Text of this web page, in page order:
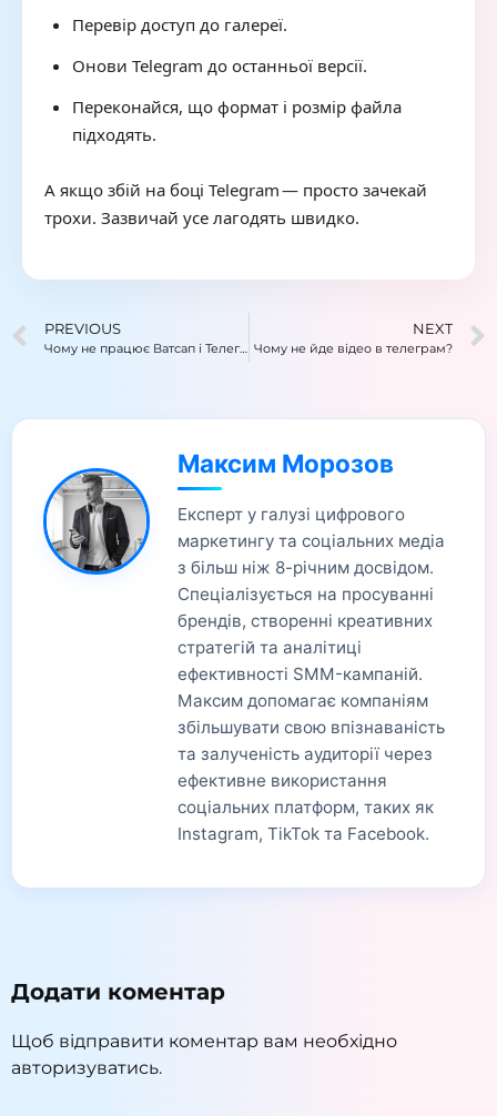
Перевір доступ до галереї.
Онови Telegram до останньої версії.
Переконайся, що формат і розмір файла
підходять.
А якщо збій на боці Telegram — просто зачекай
трохи. Зазвичай усе лагодять швидко.
PREVIOUS
Чому не працює Ватсап і Телеграм
NEXT
Чому не йде відео в телеграм?
Максим Морозов
Експерт у галузі цифрового
маркетингу та соціальних медіа
з більш ніж 8-річним досвідом.
Спеціалізується на просуванні
брендів, створенні креативних
стратегій та аналітиці
ефективності SMM-кампаній.
Максим допомагає компаніям
збільшувати свою впізнаваність
та залученість аудиторії через
ефективне використання
соціальних платформ, таких як
Instagram, TikTok та Facebook.
Додати коментар
Щоб відправити коментар вам необхідно
авторизуватись.